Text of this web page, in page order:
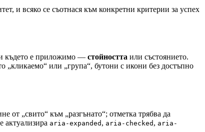
и всяко се съотнася към конкретни критерии за успех
и където е приложимо — стойността или състоянието.
или „група“, бутони с икони без достъпно
от „свито“ към „разгънато“; отметка трябва да
актуализира aria-expanded , aria-checked , aria-